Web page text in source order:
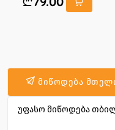
მიწოდება
უფასო მიწოდება